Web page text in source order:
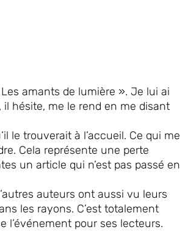
amants de lumière ». Je lui ai
hésite, me le rend en me disant
le trouverait à l’accueil. Ce qui me
Cela représente une perte
un article qui n’est pas passé en
auteurs ont aussi vu leurs
les rayons. C’est totalement
l’événement pour ses lecteurs.